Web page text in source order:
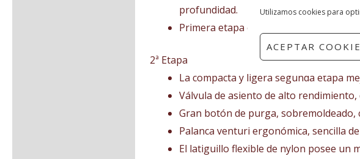
Utilizamos cookies para
ACEPTAR
profundidad.
Primera etapa compacta y
2ª Etapa
La compacta y ligera segunda etapa
Válvula de asiento de alto
Gran botón de purga,
Palanca venturi ergonómica, sencilla
El latiguillo flexible de nylon posee un